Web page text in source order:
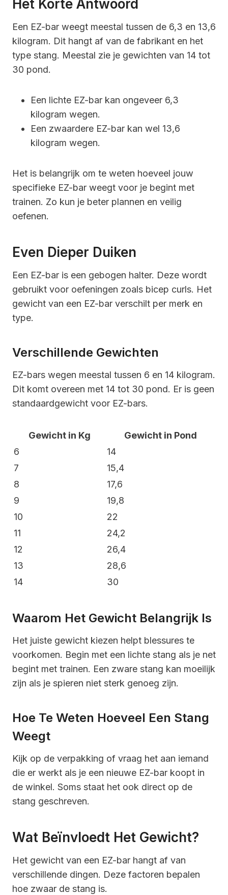
Het Korte Antwoord
Een EZ-bar weegt meestal tussen de 6,3 en 13,6
kilogram. Dit hangt af van de fabrikant en het
type stang. Meestal zie je gewichten van 14 tot
30 pond.
Een lichte EZ-bar kan ongeveer 6,3
kilogram wegen.
Een zwaardere EZ-bar kan wel 13,6
kilogram wegen.
Het is belangrijk om te weten hoeveel jouw
specifieke EZ-bar weegt voor je begint met
trainen. Zo kun je beter plannen en veilig
oefenen.
Even Dieper Duiken
Een EZ-bar is een gebogen halter. Deze wordt
gebruikt voor oefeningen zoals bicep curls. Het
gewicht van een EZ-bar verschilt per merk en
type.
Verschillende Gewichten
EZ-bars wegen meestal tussen 6 en 14 kilogram.
Dit komt overeen met 14 tot 30 pond. Er is geen
standaardgewicht voor EZ-bars.
Gewicht in Kg
Gewicht in Pond
6
14
7
15,4
8
17,6
9
19,8
10
22
11
24,2
12
26,4
13
28,6
14
30
Waarom Het Gewicht Belangrijk Is
Het juiste gewicht kiezen helpt blessures te
voorkomen. Begin met een lichte stang als je net
begint met trainen. Een zware stang kan moeilijk
zijn als je spieren niet sterk genoeg zijn.
Hoe Te Weten Hoeveel Een Stang
Weegt
Kijk op de verpakking of vraag het aan iemand
die er werkt als je een nieuwe EZ-bar koopt in
de winkel. Soms staat het ook direct op de
stang geschreven.
Wat Beïnvloedt Het Gewicht?
Het gewicht van een EZ-bar hangt af van
verschillende dingen. Deze factoren bepalen
hoe zwaar de stang is.